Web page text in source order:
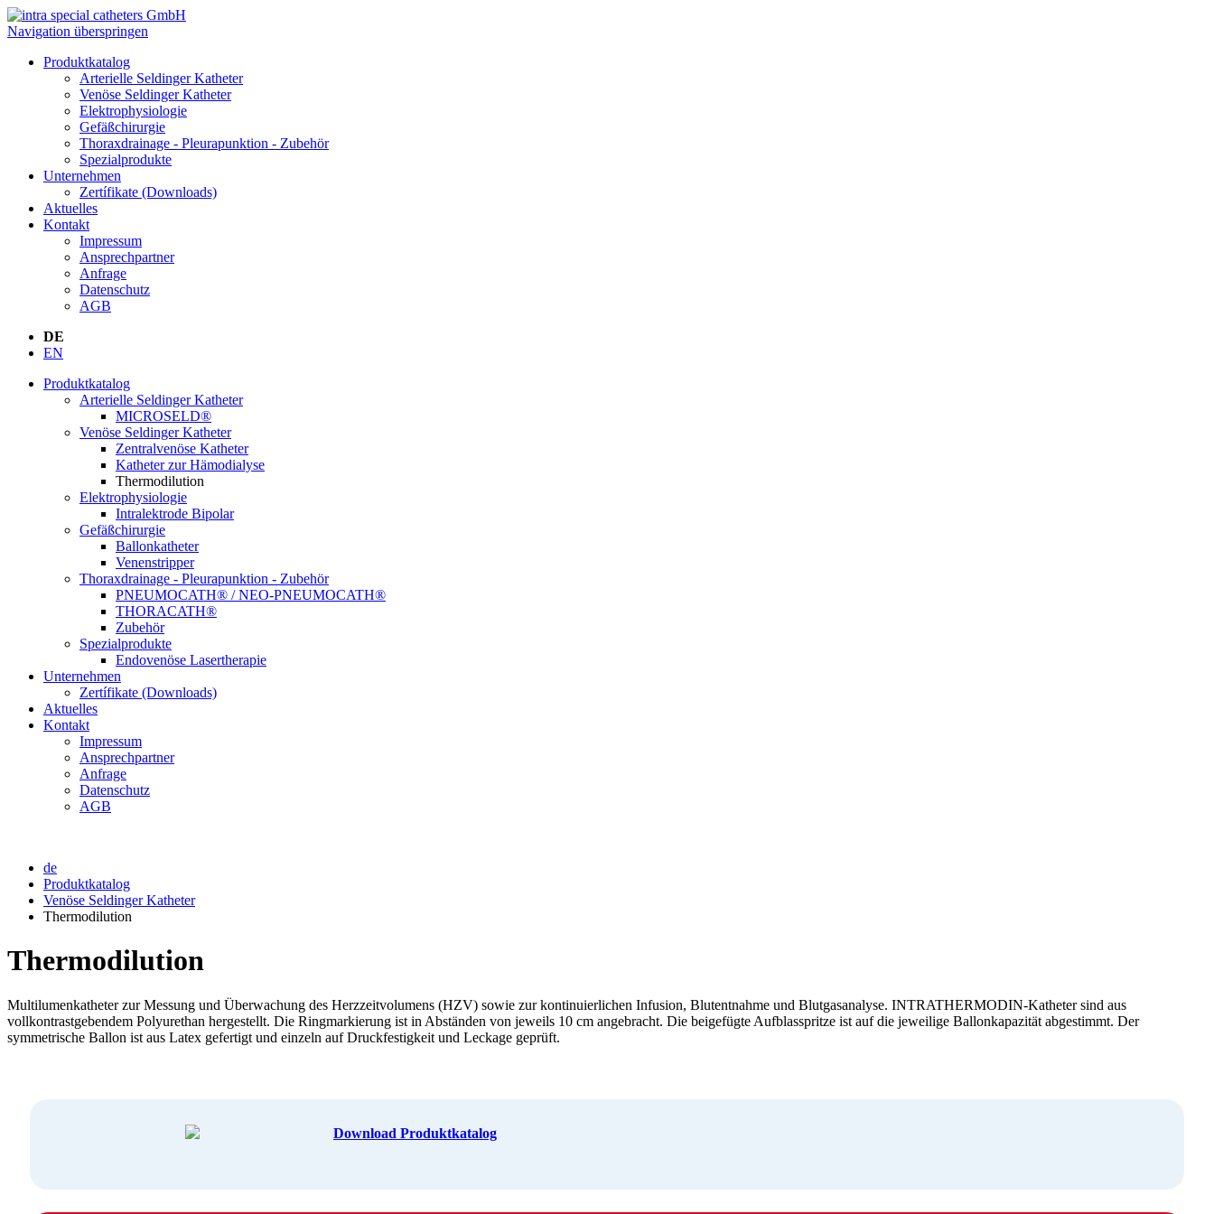
Navigation überspringen
Produktkatalog
Arterielle Seldinger Katheter
Venöse Seldinger Katheter
Elektrophysiologie
Gefäßchirurgie
Thoraxdrainage - Pleurapunktion - Zubehör
Spezialprodukte
Unternehmen
Zertífikate (Downloads)
Aktuelles
Kontakt
Impressum
Ansprechpartner
Anfrage
Datenschutz
AGB
DE
EN
Produktkatalog
Arterielle Seldinger Katheter
MICROSELD®
Venöse Seldinger Katheter
Zentralvenöse Katheter
Katheter zur Hämodialyse
Thermodilution
Elektrophysiologie
Intralektrode Bipolar
Gefäßchirurgie
Ballonkatheter
Venenstripper
Thoraxdrainage - Pleurapunktion - Zubehör
PNEUMOCATH® / NEO-PNEUMOCATH®
THORACATH®
Zubehör
Spezialprodukte
Endovenöse Lasertherapie
Unternehmen
Zertífikate (Downloads)
Aktuelles
Kontakt
Impressum
Ansprechpartner
Anfrage
Datenschutz
AGB
de
Produktkatalog
Venöse Seldinger Katheter
Thermodilution
Thermodilution
Multilumenkatheter zur Messung und Überwachung des Herzzeitvolumens (HZV) sowie zur kontinuierlichen Infusion, Blutentnahme und Blutgasanalyse. INTRATHERMODIN-Katheter sind aus
vollkontrastgebendem Polyurethan hergestellt. Die Ringmarkierung ist in Abständen von jeweils 10 cm angebracht. Die beigefügte Aufblasspritze ist auf die jeweilige Ballonkapazität abgestimmt. Der
symmetrische Ballon ist aus Latex gefertigt und einzeln auf Druckfestigkeit und Leckage geprüft.
Download Produktkatalog